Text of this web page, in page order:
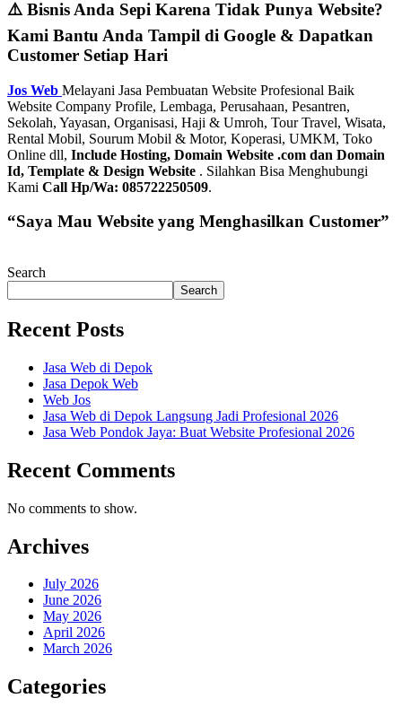
⚠️ Bisnis Anda Sepi Karena Tidak Punya Website?
Kami Bantu Anda Tampil di Google & Dapatkan
Customer Setiap Hari
Jos Web Melayani Jasa Pembuatan Website Profesional Baik
Website Company Profile, Lembaga, Perusahaan, Pesantren,
Sekolah, Yayasan, Organisasi, Haji & Umroh, Tour Travel, Wisata,
Rental Mobil, Sourum Mobil & Motor, Koperasi, UMKM, Toko
Online dll, Include Hosting, Domain Website .com dan Domain
Id, Template & Design Website . Silahkan Bisa Menghubungi
Kami Call Hp/Wa: 085722250509.
“Saya Mau Website yang Menghasilkan Customer”
Search
Search
Recent Posts
Jasa Web di Depok
Jasa Depok Web
Web Jos
Jasa Web di Depok Langsung Jadi Profesional 2026
Jasa Web Pondok Jaya: Buat Website Profesional 2026
Recent Comments
No comments to show.
Archives
July 2026
June 2026
May 2026
April 2026
March 2026
Categories